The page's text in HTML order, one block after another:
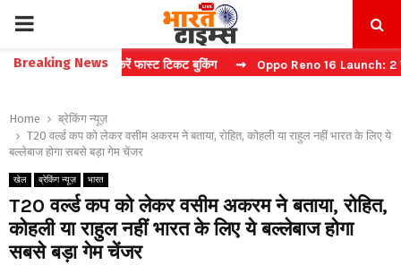
PRIMARY
MENU
Breaking News
बिना कैप्चा करें फास्ट टिकट बुकिंग ⇝ Oppo Reno 16 Launch: 2 जुलाई
Home
ब्रेकिंग न्यूज़
T20 वर्ल्ड कप को लेकर वसीम अकरम ने बताया, रोहित, कोहली या राहुल नहीं भारत के लिए ये
बल्लेबाज होगा सबसे बड़ा गेम चेंजर
खेल ब्रेकिंग न्यूज़ भारत
T20 वर्ल्ड कप को लेकर वसीम अकरम ने बताया, रोहित,
कोहली या राहुल नहीं भारत के लिए ये बल्लेबाज होगा
सबसे बड़ा गेम चेंजर